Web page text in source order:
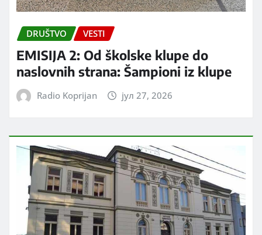
DRUŠTVO VESTI
EMISIJA 2: Od školske klupe do
naslovnih strana: Šampioni iz klupe
Radio Koprijan јул 27, 2026